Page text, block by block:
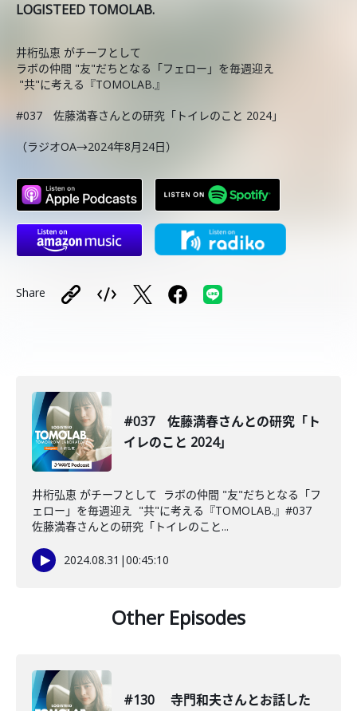
LOGISTEED TOMOLAB.
井桁弘恵 がチーフとして
ラボの仲間 "友"だちとなる「フェロー」を毎週迎え
"共"に考える『TOMOLAB.』
#037 佐藤満春さんとの研究「トイレのこと 2024」
（ラジオOA→2024年8月24日）
Share
#037 佐藤満春さんとの研究「ト
イレのこと 2024」
井桁弘恵 がチーフとして ラボの仲間 "友"だちとなる「フ
ェロー」を毎週迎え "共"に考える『TOMOLAB.』#037
佐藤満春さんとの研究「トイレのこと...
2024.08.31 |00:45:10
Other Episodes
#130 寺門和夫さんとお話した